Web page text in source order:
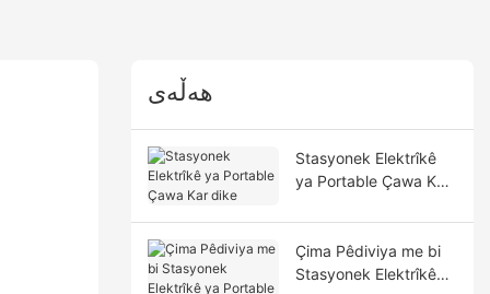
هەڵەی
Stasyonek Elektrîkê
ya Portable Çawa Kar
Çima Pêdiviya me bi
Stasyonek Elektrîkê